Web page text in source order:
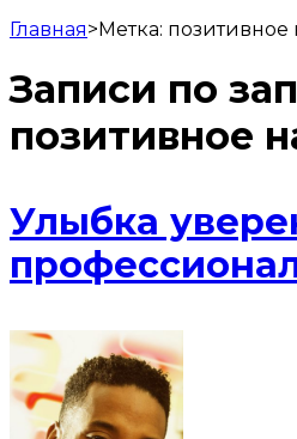
Главная>Метка: позитивное
Записи по
позитивное
Улыбка